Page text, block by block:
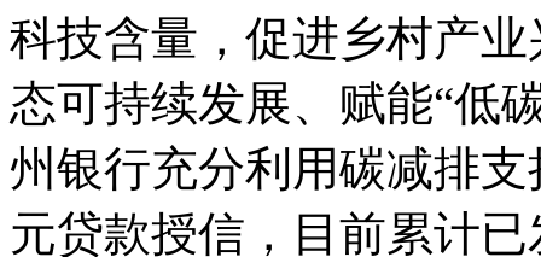
科技含量，促进乡村产
态可持续发展、赋能“低
州银行充分利用碳减排
元贷款授信，目前累计